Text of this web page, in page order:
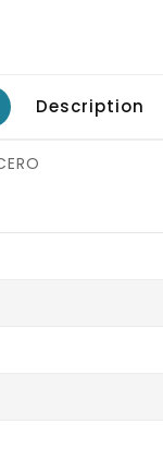
Description